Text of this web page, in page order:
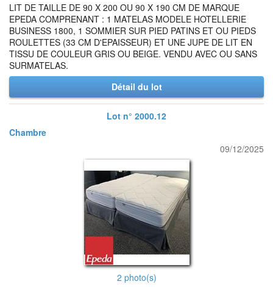
LIT DE TAILLE DE 90 X 200 OU 90 X 190 CM DE MARQUE
EPEDA COMPRENANT : 1 MATELAS MODELE HOTELLERIE
BUSINESS 1800, 1 SOMMIER SUR PIED PATINS ET OU PIEDS
ROULETTES (33 CM D'EPAISSEUR) ET UNE JUPE DE LIT EN
TISSU DE COULEUR GRIS OU BEIGE. VENDU AVEC OU SANS
SURMATELAS.
Détail du lot
Lot n° 2000.12
Chambre
09/12/2025
2 photo(s)